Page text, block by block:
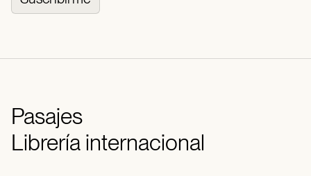
Pasajes
Librería internacional